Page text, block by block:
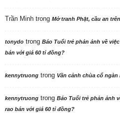
Trần Minh trong Mở tranh Phật, cầu an
tonydo trong Báo Tuổi trẻ phản ảnh về
bán với giá 60 tỉ đồng?
kennytruong trong Vãn cảnh chùa cổ ngàn
kennytruong trong Báo Tuổi trẻ phản ảnh
rao bán với giá 60 tỉ đồng?